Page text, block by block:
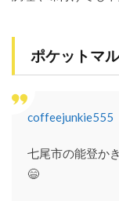
9
マル
シェ
の料
安
い？
高
ポケットマ
coffeejunkie555
七尾市の能登か
😄